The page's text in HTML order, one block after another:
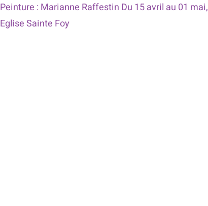
Peinture : Marianne Raffestin Du 15 avril au 01 mai,
Eglise Sainte Foy